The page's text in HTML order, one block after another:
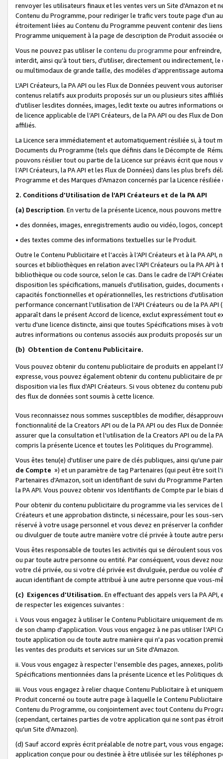
renvoyer les utilisateurs finaux et les ventes vers un Site d'Amazon et
Contenu du Programme, pour rediriger le trafic vers toute page d'un
étroitement liées au Contenu du Programme peuvent contenir des
Programme uniquement à la page de description de Produit associée
Vous ne pouvez pas utiliser le contenu du programme pour
interdit, ainsi qu’à tout tiers, d’utiliser, directement ou indirectement,
ou multimodaux de grande taille, des modèles d’apprentissage
L’API Créateurs, la PA API ou les Flux de Données peuvent vous
contenus relatifs aux produits proposés sur un ou plusieurs sites
d'utiliser lesdites données, images, ledit texte ou autres informations
de licence applicable de l’API Créateurs, de la PA API ou des Flux de
affiliés.
La Licence sera immédiatement et automatiquement résiliée si, à
Documents du Programme (tels que définis dans le Décompte de
pouvons résilier tout ou partie de la Licence sur préavis écrit que
l’API Créateurs, la PA API et les Flux de Données) dans les plus
Programme et des Marques d'Amazon concernés par la Licence
2. Conditions d'Utilisation de l’API Créateurs et de la PA API
(a) Description. En vertu de la présente Licence, nous pouvons
• des données, images, enregistrements audio ou vidéo, logos,
• des textes comme des informations textuelles sur le Produit.
Outre le Contenu Publicitaire et l'accès à l’API Créateurs et à la PA
sources et bibliothèques en relation avec l’API Créateurs ou la PA
bibliothèque ou code source, selon le cas. Dans le cadre de l’API
disposition les spécifications, manuels d'utilisation, guides,
capacités fonctionnelles et opérationnelles, les restrictions
performance concernant l'utilisation de l’API Créateurs ou de la PA
apparaît dans le présent Accord de licence, exclut expressément tout
vertu d'une licence distincte, ainsi que toutes Spécifications mises à
autres informations ou contenus associés aux produits proposés sur
(b) Obtention de Contenu Publicitaire.
Vous pouvez obtenir du contenu publicitaire de produits en appelant
expresse, vous pouvez également obtenir du contenu publicitaire de
disposition via les flux d'API Créateurs. Si vous obtenez du contenu
des flux de données sont soumis à cette licence.
Vous reconnaissez nous sommes susceptibles de modifier,
fonctionnalité de la Creators API ou de la PA API ou des Flux de
assurer que la consultation et l'utilisation de la Creators API ou de la
compris la présente Licence et toutes les Politiques du Programme).
Vous êtes tenu(e) d'utiliser une paire de clés publiques, ainsi qu'une
de Compte ») et un paramètre de tag Partenaires (qui peut être soit
Partenaires d'Amazon, soit un identifiant de suivi du Programme
la PA API. Vous pouvez obtenir vos Identifiants de Compte par le biais
Pour obtenir du contenu publicitaire du programme via les services
Créateurs et une approbation distincte, si nécessaire, pour les sous-
réservé à votre usage personnel et vous devez en préserver la
ou divulguer de toute autre manière votre clé privée à toute autre
Vous êtes responsable de toutes les activités qui se déroulent sous
ou par toute autre personne ou entité. Par conséquent, vous devez
votre clé privée, ou si votre clé privée est divulguée, perdue ou volée
aucun identifiant de compte attribué à une autre personne que vous-
(c) Exigences d'Utilisation. En effectuant des appels vers la PA
de respecter les exigences suivantes :
i. Vous vous engagez à utiliser le Contenu Publicitaire uniquement de
de son champ d'application. Vous vous engagez à ne pas utiliser l’API
toute application ou de toute autre manière qui n'a pas vocation
les ventes des produits et services sur un Site d'Amazon.
ii. Vous vous engagez à respecter l'ensemble des pages, annexes,
Spécifications mentionnées dans la présente Licence et les Politiques
iii. Vous vous engagez à relier chaque Contenu Publicitaire à et
Produit concerné ou toute autre page à laquelle le Contenu
Contenu du Programme, ou conjointement avec tout Contenu du
(cependant, certaines parties de votre application qui ne sont pas
qu'un Site d'Amazon).
(d) Sauf accord exprès écrit préalable de notre part, vous vous
application conçue pour ou destinée à être utilisée sur les téléphones